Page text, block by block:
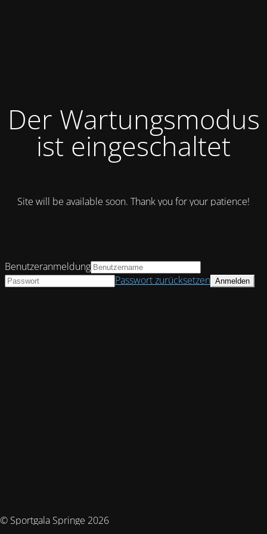
Der Wartungsmodus
ist eingeschaltet
Site will be available soon. Thank you for your patience!
© Sportgala Springe 2026
Benutzeranmeldung
Passwort zurücksetzen